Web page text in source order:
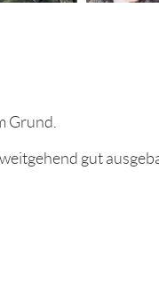
Grund.
gut